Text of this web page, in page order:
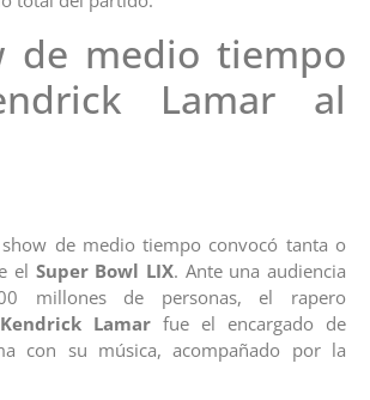
de medio tiempo
Lamar al
de medio tiempo convocó tanta o
el Super Bowl LIX. Ante una audiencia
millones de personas, el rapero
Kendrick Lamar fue el encargado de
con su música, acompañado por la